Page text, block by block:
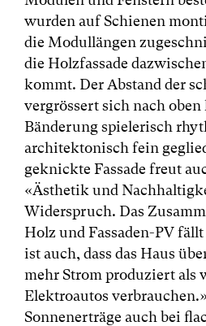
wurden auf Schienen
die Modullängen
die Holzfassade
kommt. Der Abstand der
vergrössert sich nach oben
Bänderung spielerisch
architektonisch fein
geknickte Fassade freut
«Ästhetik und
Widerspruch. Das
Holz und Fassaden-PV
ist auch, dass das Haus
mehr Strom produziert als
Elektroautos
Sonnenerträge auch bei